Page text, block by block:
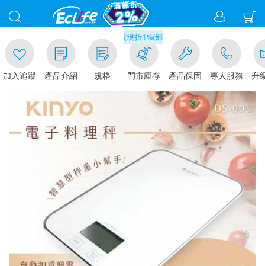
追蹤 產品介紹 規格
滿千元門市取貨現折1%(部分商品不適用)-請點我看
門市庫存 產品保固 專人服務 升級